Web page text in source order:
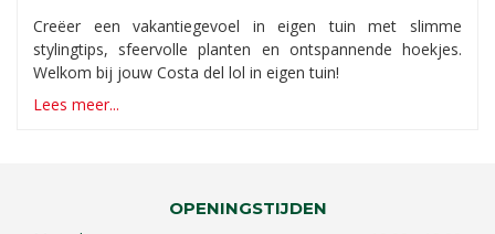
Creëer een vakantiegevoel in eigen tuin met slimme
stylingtips, sfeervolle planten en ontspannende hoekjes.
Welkom bij jouw Costa del lol in eigen tuin!
Lees meer...
OPENINGSTIJDEN